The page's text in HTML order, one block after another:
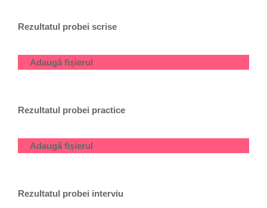
Rezultatul probei scrise
Adaugă fișierul
Rezultatul probei practice
Adaugă fișierul
Rezultatul probei interviu